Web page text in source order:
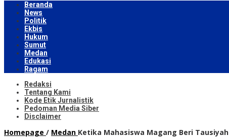
Beranda
News
Politik
Ekbis
Hukum
Sumut
Medan
Edukasi
Ragam
Redaksi
Tentang Kami
Kode Etik Jurnalistik
Pedoman Media Siber
Disclaimer
Homepage / Medan Ketika Mahasiswa Magang Beri